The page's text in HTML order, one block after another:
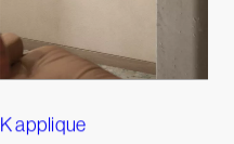
K applique